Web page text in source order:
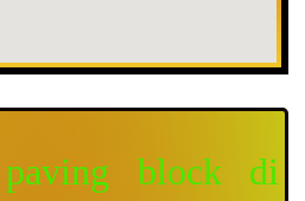
block di